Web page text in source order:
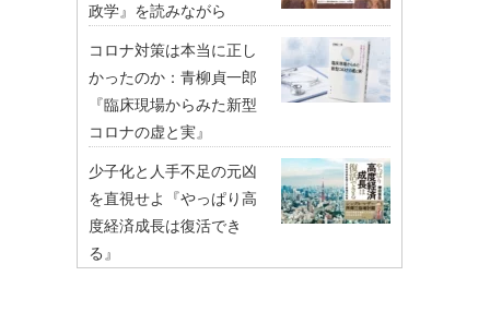
政学』を読みながら
コロナ対策は本当に正し
かったのか：青柳貞一郎
『臨床現場からみた新型
コロナの虚と実』
少子化と人手不足の元凶
を直視せよ『やっぱり高
度経済成長は復活でき
る』